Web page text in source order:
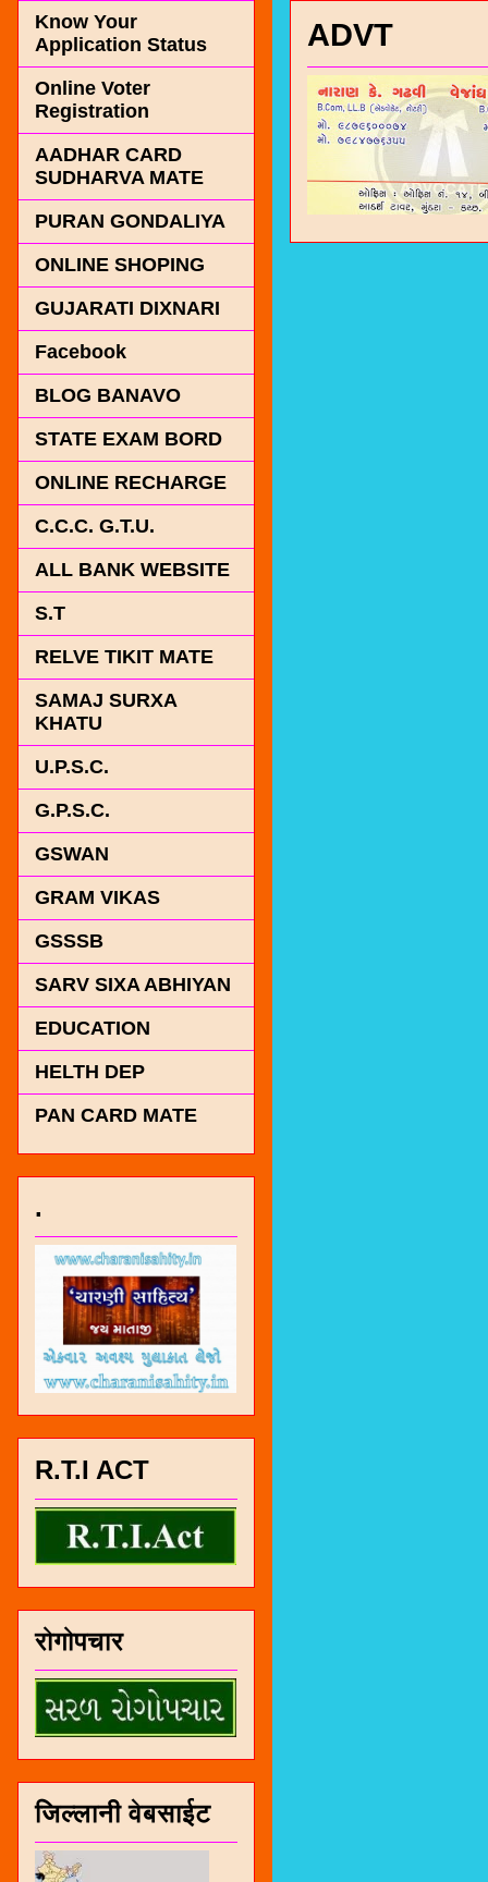
ADVT
Know Your
Application Status
Online Voter
Registration
AADHAR CARD
SUDHARVA MATE
PURAN GONDALIYA
ONLINE SHOPING
GUJARATI DIXNARI
Facebook
BLOG BANAVO
STATE EXAM BORD
ONLINE RECHARGE
C.C.C. G.T.U.
ALL BANK WEBSITE
S.T
RELVE TIKIT MATE
SAMAJ SURXA
KHATU
U.P.S.C.
G.P.S.C.
GSWAN
GRAM VIKAS
GSSSB
SARV SIXA ABHIYAN
EDUCATION
HELTH DEP
PAN CARD MATE
.
R.T.I ACT
रोगोपचार
जिल्लानी वेबसाईट